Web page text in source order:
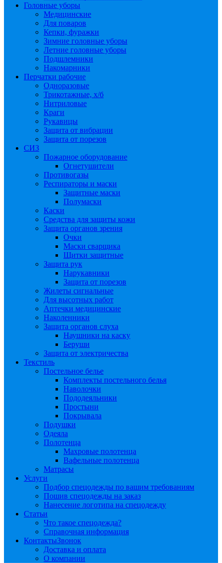
Головные уборы
Медицинские
Для поваров
Кепки, фуражки
Зимние головные уборы
Летние головные уборы
Подшлемники
Накомарники
Перчатки рабочие
Одноразовые
Трикотажные, х/б
Нитриловые
Краги
Рукавицы
Защита от вибрации
Защита от порезов
СИЗ
Пожарное оборудование
Огнетушители
Противогазы
Респираторы и маски
Защитные маски
Полумаски
Каски
Средства для защиты кожи
Защита органов зрения
Очки
Маски сварщика
Щитки защитные
Защита рук
Нарукавники
Защита от порезов
Жилеты сигнальные
Для высотных работ
Аптечки медицинские
Наколенники
Защита органов слуха
Наушники на каску
Беруши
Защита от электричества
Текстиль
Постельное белье
Комплекты постельного белья
Наволочки
Пододеяльники
Простыни
Покрывала
Подушки
Одеяла
Полотенца
Махровые полотенца
Вафельные полотенца
Матрасы
Услуги
Подбор спецодежды по вашим требованиям
Пошив спецодежды на заказ
Нанесение логотипа на спецодежду
Статьи
Что такое спецодежда?
Справочная информация
КонтактыЗвонок
Доставка и оплата
О компании